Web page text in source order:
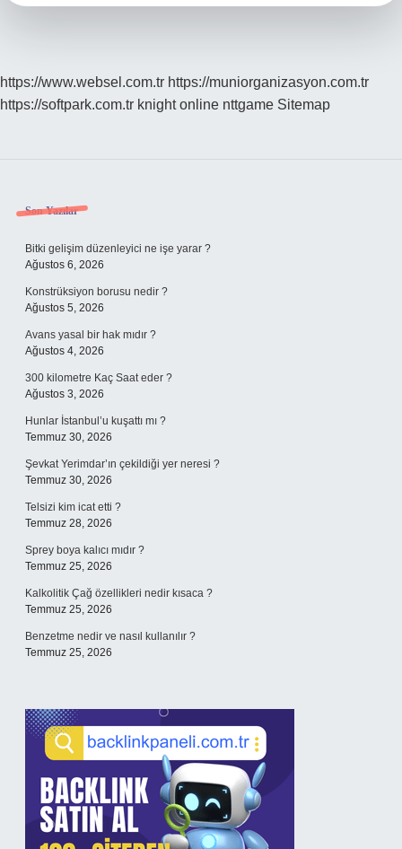
https://www.websel.com.tr https://muniorganizasyon.com.tr
https://softpark.com.tr knight online nttgame Sitemap
Sidebar
Son Yazılar
Bitki gelişim düzenleyici ne işe yarar ?
Ağustos 6, 2026
Konstrüksiyon borusu nedir ?
Ağustos 5, 2026
Avans yasal bir hak mıdır ?
Ağustos 4, 2026
300 kilometre Kaç Saat eder ?
Ağustos 3, 2026
Hunlar İstanbul’u kuşattı mı ?
Temmuz 30, 2026
Şevkat Yerimdar’ın çekildiği yer neresi ?
Temmuz 30, 2026
Telsizi kim icat etti ?
Temmuz 28, 2026
Sprey boya kalıcı mıdır ?
Temmuz 25, 2026
Kalkolitik Çağ özellikleri nedir kısaca ?
Temmuz 25, 2026
Benzetme nedir ve nasıl kullanılır ?
Temmuz 25, 2026